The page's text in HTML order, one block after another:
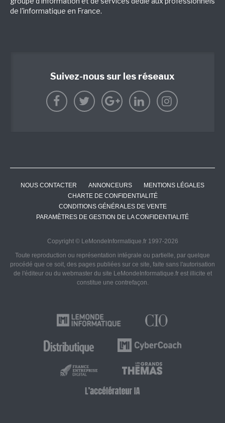
de l'informatique en France.
Suivez-nous sur les réseaux
NOUS CONTACTER ANNONCEURS
MENTIONS LÉGALES
CHARTE DE CONFIDENTIALITÉ
CONDITIONS GÉNÉRALES DE VENTE
PARAMÈTRES DE GESTION DE LA CONFIDENTIALITÉ
Copyright © LeMondeInformatique.fr 1997-2026
Toute reproduction ou représentation intégrale ou partielle, par quelque
procédé que ce soit, des pages publiées sur ce site, faite sans l'autorisation
de l'éditeur ou du webmaster du site LeMondeInformatique.fr est illicite et
constitue une contrefaçon.